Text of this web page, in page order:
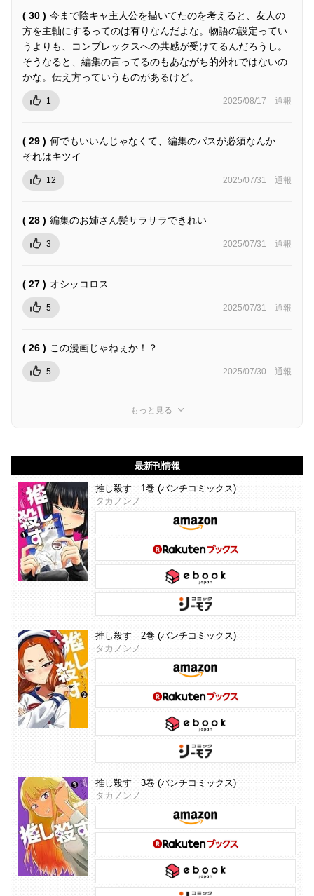
( 30 ) 今まで陰キャ主人公を描いてたのを考えると、友人の
方を主軸にするってのは有りなんだよな。物語の設定ってい
うよりも、コンプレックスへの共感が受けてるんだろうし。
そうなると、編集の言ってるのもあながち的外れではないの
かな。伝え方っていうものがあるけど。
1 2025/08/17 通報
( 29 ) 何でもいいんじゃなくて、編集のパスが必須なんか…
それはキツイ
12 2025/07/31 通報
( 28 ) 編集のお姉さん髪サラサラできれい
3 2025/07/31 通報
( 27 ) オシッコロス
5 2025/07/31 通報
( 26 ) この漫画じゃねぇか！？
5 2025/07/30 通報
もっと見る
最新刊情報
推し殺す 1巻 (バンチコミックス)
タカノンノ
推し殺す 2巻 (バンチコミックス)
タカノンノ
推し殺す 3巻 (バンチコミックス)
タカノンノ